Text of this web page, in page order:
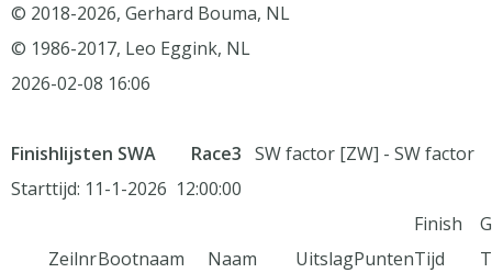
© 2018-2026, Gerhard Bouma, NL
© 1986-2017, Leo Eggink, NL
2026-02-08 16:06
Finishlijsten SWA Race3 SW factor [ZW] - SW factor
Starttijd: 11-1-2026 12:00:00
Finish
ZeilnrBootnaam Naam UitslagPuntenTijd